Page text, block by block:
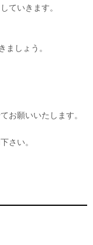
ていきます。
ましょう。
お願いいたします。
さい。